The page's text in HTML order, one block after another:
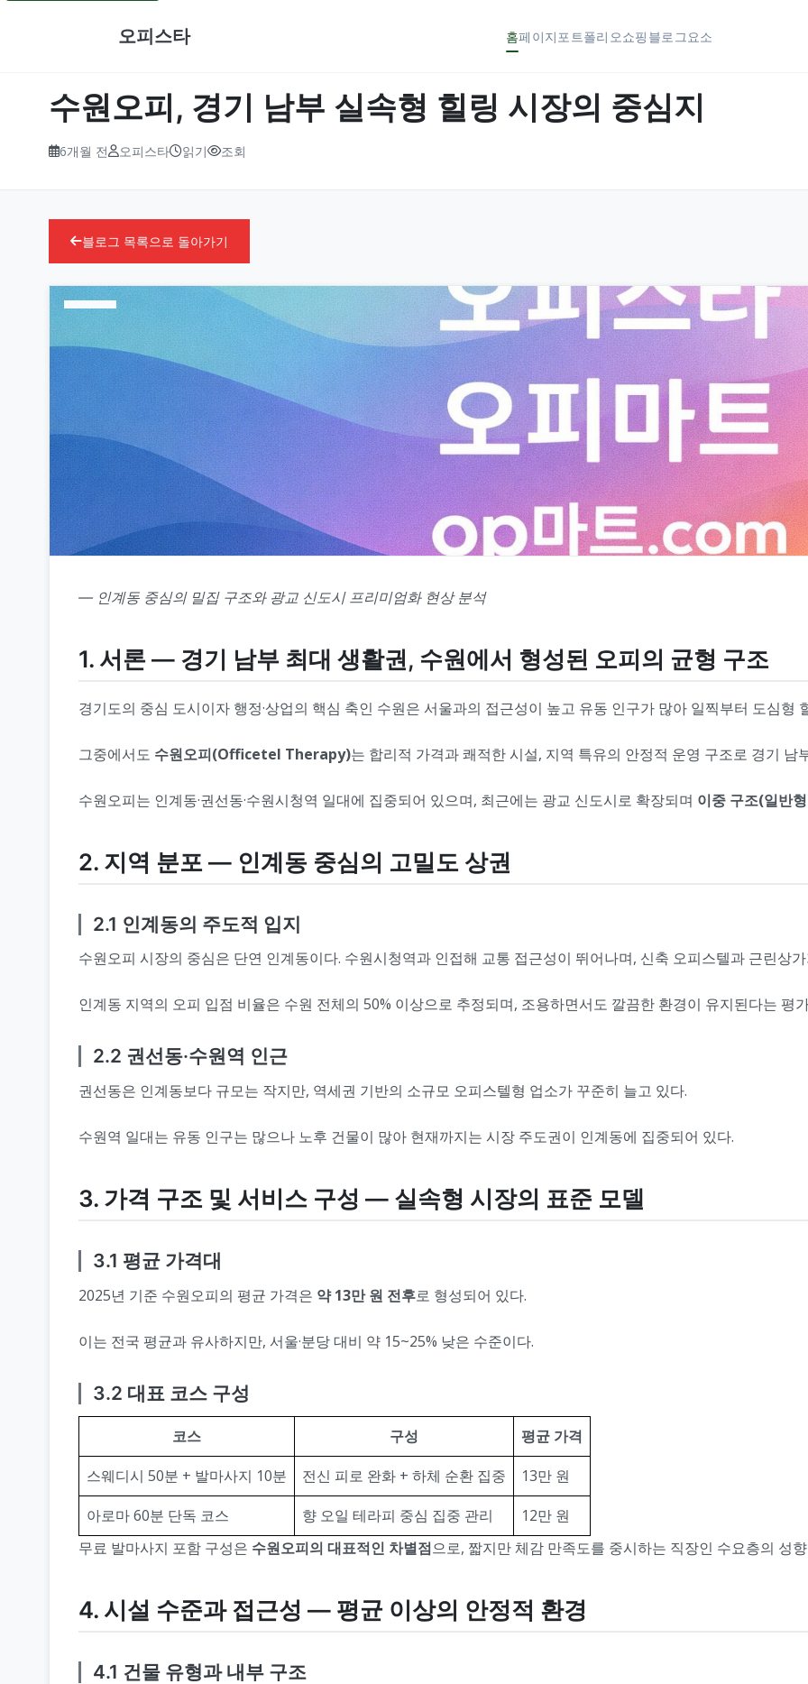
오피스타 홈페이지 포트폴리오쇼핑 블로그 요소
수원오피, 경기 남부 실속형 힐링 시장의 중심지
6개월 전 오피스타 읽기 조회
블로그 목록으로 돌아가기
― 인계동 중심의 밀집 구조와 광교 신도시 프리미엄화 현상 분석
1. 서론 ― 경기 남부 최대 생활권, 수원에서 형성된 오피의 균형 구조
경기도의 중심 도시이자 행정·상업의 핵심 축인 수원은 서울과의 접근성이 높고 유동 인구가 많아 일찍부터 도심형
그중에서도 수원오피(Officetel Therapy)는 합리적 가격과 쾌적한 시설, 지역 특유의 안정적 운영 구조로 경기 남
수원오피는 인계동·권선동·수원시청역 일대에 집중되어 있으며, 최근에는 광교 신도시로 확장되며 이중 구조(일반
2. 지역 분포 ― 인계동 중심의 고밀도 상권
2.1 인계동의 주도적 입지
수원오피 시장의 중심은 단연 인계동이다. 수원시청역과 인접해 교통 접근성이 뛰어나며, 신축 오피스텔과 근린상
인계동 지역의 오피 입점 비율은 수원 전체의 50% 이상으로 추정되며, 조용하면서도 깔끔한 환경이 유지된다는 평
2.2 권선동·수원역 인근
권선동은 인계동보다 규모는 작지만, 역세권 기반의 소규모 오피스텔형 업소가 꾸준히 늘고 있다.
수원역 일대는 유동 인구는 많으나 노후 건물이 많아 현재까지는 시장 주도권이 인계동에 집중되어 있다.
3. 가격 구조 및 서비스 구성 ― 실속형 시장의 표준 모델
3.1 평균 가격대
2025년 기준 수원오피의 평균 가격은 약 13만 원 전후로 형성되어 있다.
이는 전국 평균과 유사하지만, 서울·분당 대비 약 15~25% 낮은 수준이다.
3.2 대표 코스 구성
코스 구성
평균 가격
스웨디시 50분 + 발마사지 10분
전신 피로 완화 + 하체 순환 집중
13만 원
아로마 60분 단독 코스
향 오일 테라피 중심 집중 관리
12만 원
무료 발마사지 포함 구성은 수원오피의 대표적인 차별점으로, 짧지만 체감 만족도를 중시하는 직장인 수요층의 성
4. 시설 수준과 접근성 ― 평균 이상의 안정적 환경
4.1 건물 유형과 내부 구조